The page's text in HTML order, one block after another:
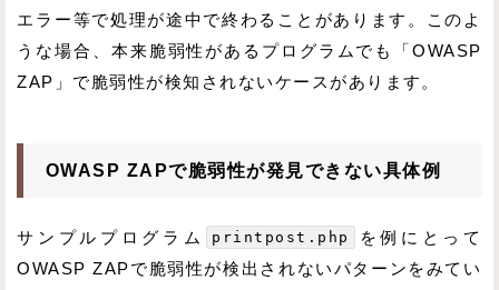
エラー等で処理が途中で終わることがあります。このよ
うな場合、本来脆弱性があるプログラムでも「OWASP
ZAP」で脆弱性が検知されないケースがあります。
OWASP ZAPで脆弱性が発見できない具体例
サンプルプログラム printpost.php
を例にとって
OWASP ZAPで脆弱性が検出されないパターンをみてい